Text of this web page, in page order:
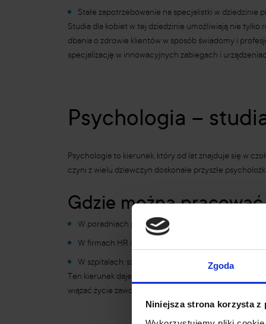
Zgoda
Niniejsza strona korzysta z
Stałe zapotrzebowanie na specjalistki w dziedzinie
Studia dla kobiet w tej dziedzinie umożliwiają nie tylko
dbania o zdrowie klientów w sposób świadomy i
specjalizację w innowacyjnych zabiegach i
Psychologia –
Psychologia to kierunek, który od lat znajduje się w
czyni z wielu dziewczyn doskonałe przyszłe
Gdzie można
W poradniach psychologicznych, gdzie
W firmach HR i korporacjach jako doradczyni
W szpitalach, szkołach, ośrodkach interwencji
Ten kierunek daje ogromną satysfakcję i możliwość
wiązać życie zawodowe z niesieniem pomocy. Co